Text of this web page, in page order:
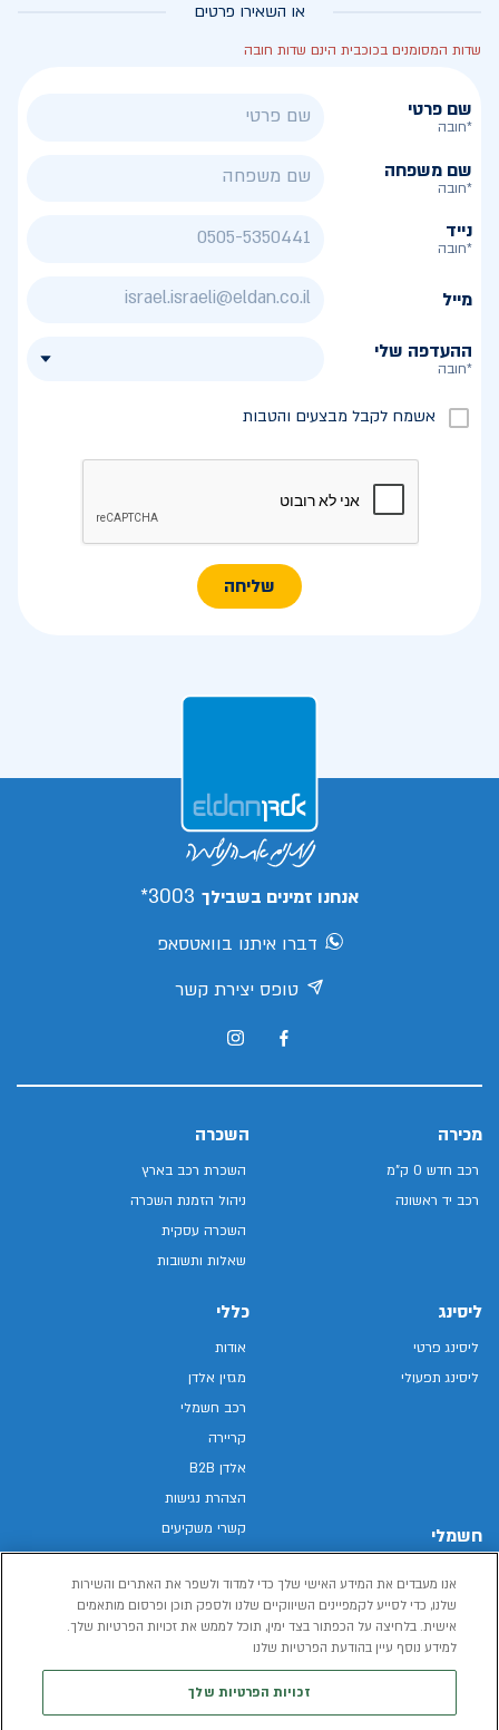
או השאירו פרטים
שדות המסומנים בכוכבית הינם שדות חובה
שם פרטי
*חובה
שם משפחה
*חובה
נייד
*חובה
מייל
ההעדפה שלי
*חובה
אשמח לקבל מבצעים והטבות
שליחה
אנחנו זמינים בשבילך 3003*
דברו איתנו בוואטסאפ
טופס יצירת קשר
מכירה
רכב חדש 0 ק"מ
רכב יד ראשונה
השכרה
השכרת רכב בארץ
ניהול הזמנת השכרה
השכרה עסקית
שאלות ותשובות
ליסינג
ליסינג פרטי
ליסינג תפעולי
חשמלי
רכב חשמלי
הכל על רכב חשמלי
כללי
אודות
מגזין אלדן
רכב חשמלי
קריירה
אלדן B2B
הצהרת נגישות
קשרי משקיעים
מפת האתר
מדיניות פרטיות
תנאי שימוש
אנו מעבדים את המידע האישי שלך כדי למדוד ולשפר את האתרים והשירות
שלנו, כדי לסייע לקמפיינים השיווקיים שלנו ולספק תוכן ופרסום מותאמים
אישית. בלחיצה על הכפתור בצד ימין, תוכל לממש את זכויות הפרטיות שלך.
למידע נוסף עיין בהודעת הפרטיות שלנו
זכויות הפרטיות שלך